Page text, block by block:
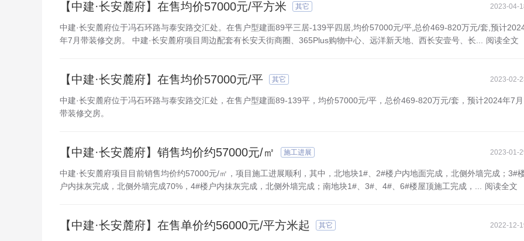
【中建·长安麓府】在售均价57000元/平方米 其它 2023-04-
中建·长安麓府位于冯石环路与泰安路交汇处。在售户型建面89平三居-139平四居,均价57000元/平,总价469-820万元/套,预计
年7月带装修交房。 中建·长安麓府项目周边配套有长安天街商圈、365Plus购物中心、远洋新天地、西长安壹号、长...
阅读全文
【中建·长安麓府】在售均价57000元/平 其它 2023-02-
中建·长安麓府位于冯石环路与泰安路交汇处，在售户型建面89-139平，均价57000元/平，总价469-820万元/套，预计2024年7月
带装修交房。
【中建·长安麓府】销售均价约57000元/㎡ 施工进展 2023-01-
中建·长安麓府项目目前销售均价约57000元/㎡，项目施工进展顺利，其中，北地块1#、2#楼户内地面完成，北侧外墙完成；3#
户内抹灰完成，北侧外墙完成70%，4#楼户内抹灰完成，北侧外墙完成；南地块1#、3#、4#、6#楼屋顶施工完成，...
阅读全文
【中建·长安麓府】在售单价约56000元/平方米起 其它 2022-12-